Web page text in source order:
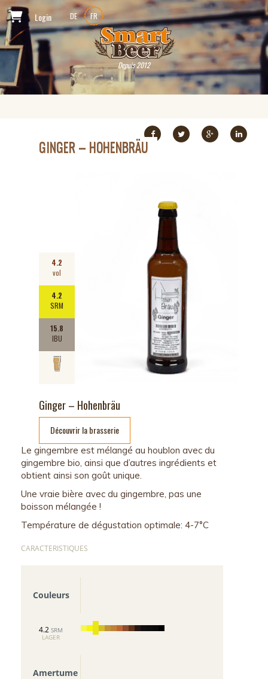
Login DE FR
Depuis 2012
GINGER – HOHENBRÄU
Ginger – Hohenbräu
4.2
vol
4.2
SRM
15.8
IBU
Découvrir la brasserie
Le gingembre est mélangé au houblon avec du
gingembre bio, ainsi que d’autres ingrédients et
obtient ainsi son goût unique.
Une vraie bière avec du gingembre, pas une
boisson mélangée !
Température de dégustation optimale: 4-7°C
CARACTERISTIQUES
Couleurs
4.2 SRM
LAGER
Amertume